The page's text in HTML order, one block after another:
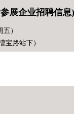
展企业招聘信息)
）
宝路站下）